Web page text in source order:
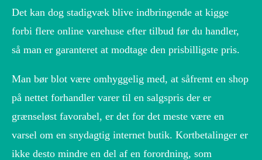
Det kan dog stadigvæk blive indbringende at kigge
forbi flere online varehuse efter tilbud før du handler,
så man er garanteret at modtage den prisbilligste pris.
Man bør blot være omhyggelig med, at såfremt en shop
på nettet forhandler varer til en salgspris der er
grænseløst favorabel, er det for det meste være en
varsel om en snydagtig internet butik. Kortbetalinger er
ikke desto mindre en del af en forordning, som